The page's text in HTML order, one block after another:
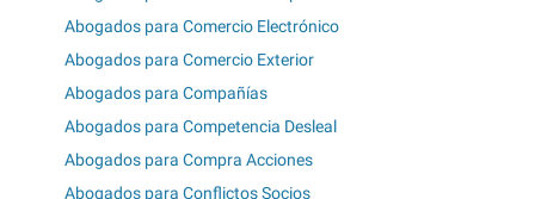
Abogados para Comercio Electrónico
Abogados para Comercio Exterior
Abogados para Compañías
Abogados para Competencia Desleal
Abogados para Compra Acciones
Abogados para Conflictos Socios